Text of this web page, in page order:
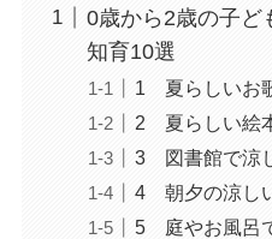
0歳から2歳の子ど
知育10選
1 夏らしいお
2 夏らしい絵
3 図書館で涼
4 朝夕の涼し
5 庭やお風呂